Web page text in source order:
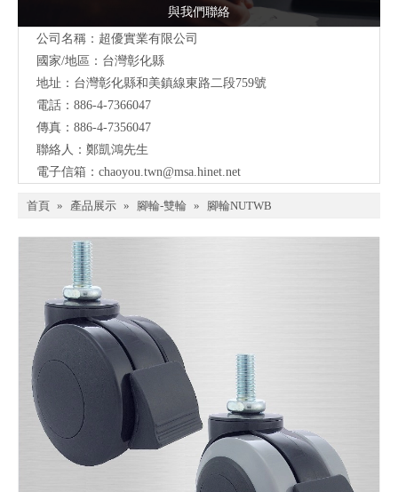
與我們聯絡
公司名稱：超優實業有限公司
國家/地區：台灣彰化縣
地址：台灣彰化縣和美鎮線東路二段759號
電話：886-4-7366047
傳真：886-4-7356047
聯絡人：鄭凱鴻先生
電子信箱： chaoyou.twn@msa.hinet.net
首頁 » 產品展示 » 腳輪-雙輪 » 腳輪NUTWB